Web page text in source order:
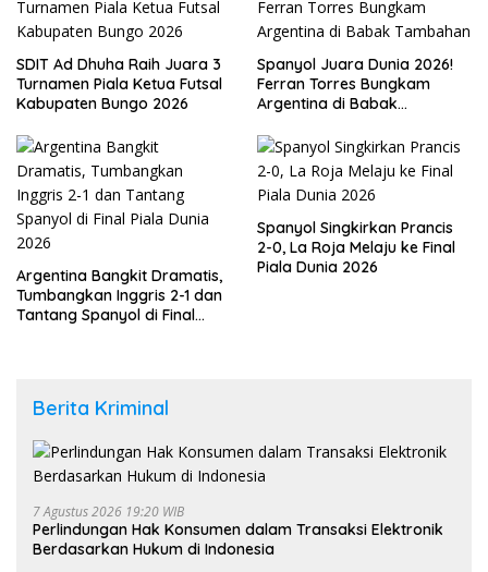
SDIT Ad Dhuha Raih Juara 3
Turnamen Piala Ketua Futsal
Kabupaten Bungo 2026
Spanyol Juara Dunia 2026!
Ferran Torres Bungkam
Argentina di Babak
Argentina Bangkit Dramatis,
Tumbangkan Inggris 2-1 dan
Tantang Spanyol di Final
Spanyol Singkirkan Prancis
2-0, La Roja Melaju ke Final
Piala Dunia 2026
Berita Kriminal
7 Agustus 2026 19:20 WIB
Perlindungan Hak Konsumen dalam Transaksi Elektronik
Berdasarkan Hukum di Indonesia